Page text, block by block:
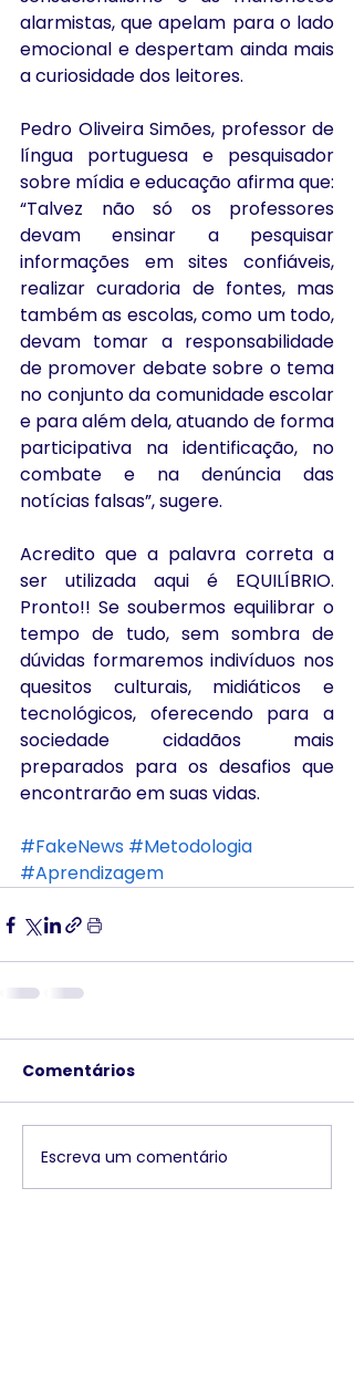
alarmistas, que apelam para o lado
emocional e despertam ainda mais
a curiosidade dos leitores.
Pedro Oliveira Simões, professor de
língua portuguesa e pesquisador
sobre mídia e educação afirma que:
“Talvez não só os professores
devam ensinar a pesquisar
informações em sites confiáveis,
realizar curadoria de fontes, mas
também as escolas, como um todo,
devam tomar a responsabilidade
de promover debate sobre o tema
no conjunto da comunidade escolar
e para além dela, atuando de forma
participativa na identificação, no
combate e na denúncia das
notícias falsas”, sugere.
Acredito que a palavra correta a
ser utilizada aqui é EQUILÍBRIO.
Pronto!! Se soubermos equilibrar o
tempo de tudo, sem sombra de
dúvidas formaremos indivíduos nos
quesitos culturais, midiáticos e
tecnológicos, oferecendo para a
sociedade cidadãos mais
preparados para os desafios que
encontrarão em suas vidas.
#FakeNews #Metodologia
#Aprendizagem
Comentários
Escreva um comentário